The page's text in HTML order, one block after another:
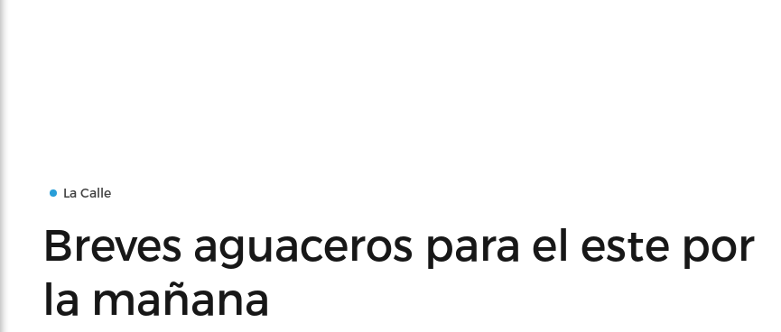
La Calle
Breves aguaceros para el este por
la mañana